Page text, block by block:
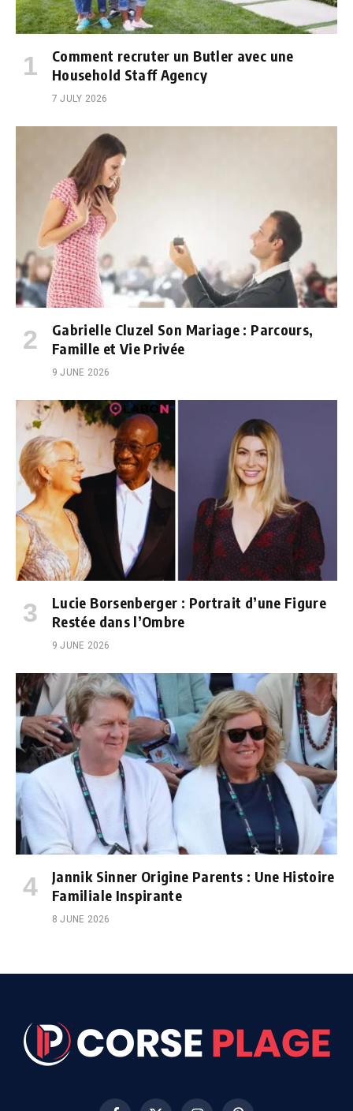
Comment recruter un Butler avec une
Household Staff Agency
7 JULY 2026
Gabrielle Cluzel Son Mariage : Parcours,
Famille et Vie Privée
9 JUNE 2026
Lucie Borsenberger : Portrait d’une Figure
Restée dans l’Ombre
9 JUNE 2026
Jannik Sinner Origine Parents : Une Histoire
Familiale Inspirante
8 JUNE 2026